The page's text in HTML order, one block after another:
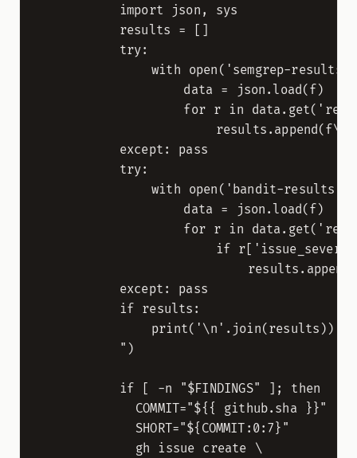
          import json, sys
          results = []
          try:
with open('semgrep-
                  data = json.load(f)
for r in
results.append(f\"-
          except: pass
          try:
with open('bandit-
                  data = json.load(f)
for r in
if
          except: pass
          if results:
              print('\n'.join(results))
          ")
          if [ -n "$FINDINGS" ]; then
            COMMIT="${{ github.sha }}"
            SHORT="${COMMIT:0:7}"
            gh issue create \